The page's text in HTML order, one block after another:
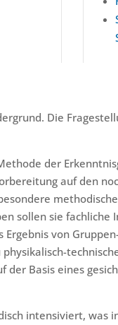
Die
der
auf den
sollen sie fachliche
von
Basis eines
intensiviert, was